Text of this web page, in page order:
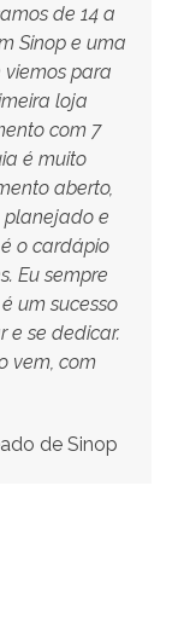
de 14 a
Sinop e uma
para
loja
com 7
é muito
aberto,
planejado e
o cardápio
Eu sempre
um sucesso
e se dedicar.
vem, com
de Sinop